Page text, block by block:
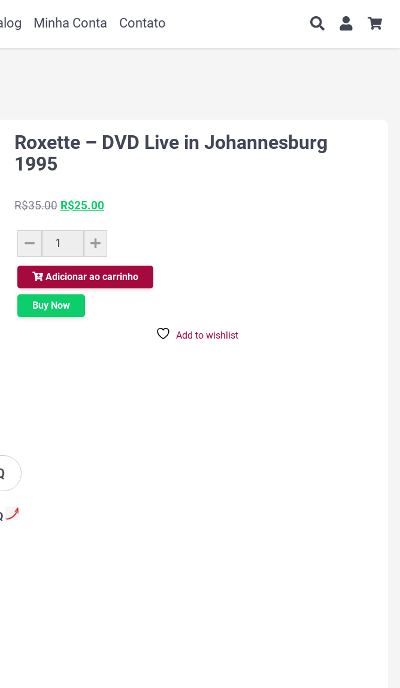
Minha Conta Contato
Roxette – DVD Live in Johannesburg
1995
R$35.00 O
original
R$35.00.
R$25.00
atual
R$25.00.
DVD
Live
in
Johannesburg
1995
Adicionar ao carrinho
Buy Now
Add to wishlist